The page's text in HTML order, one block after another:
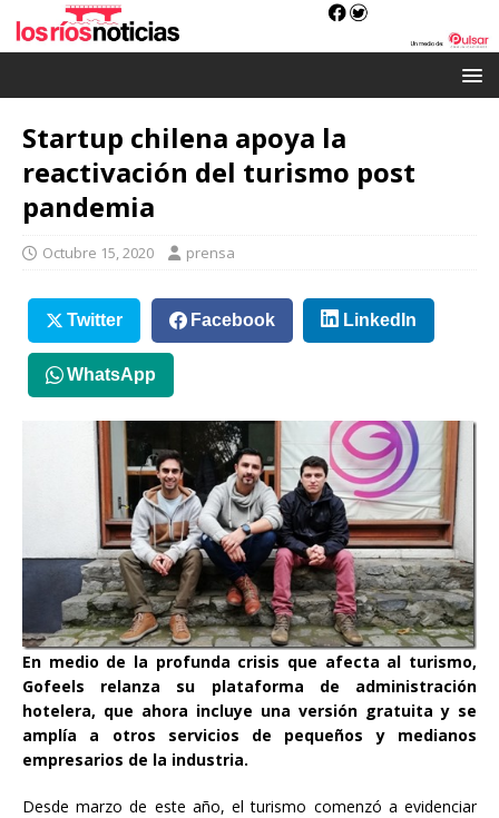
Startup chilena apoya la
reactivación del turismo post
pandemia
Octubre 15, 2020 prensa
Twitter Facebook LinkedIn
WhatsApp
En medio de la profunda crisis que afecta al turismo,
Gofeels relanza su plataforma de administración
hotelera, que ahora incluye una versión gratuita y se
amplía a otros servicios de pequeños y medianos
empresarios de la industria.
Desde marzo de este año, el turismo comenzó a evidenciar